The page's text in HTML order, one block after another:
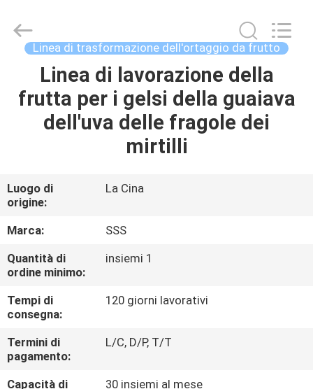
CASA.
PRODOTTI
SU
DI
NOI
VISITA
ALLA
FABBRICA
Machinery
Technology
Linea di trasformazione dell'ortaggio da frutto
Linea di lavorazione della
frutta per i gelsi della guaiava
dell'uva delle fragole dei
mirtilli
Luogo di
origine:
La Cina
Marca:
SSS
Quantità di
ordine minimo:
insiemi 1
Tempi di
consegna:
120 giorni lavorativi
Termini di
pagamento:
L/C, D/P, T/T
Capacità di
30 insiemi al mese